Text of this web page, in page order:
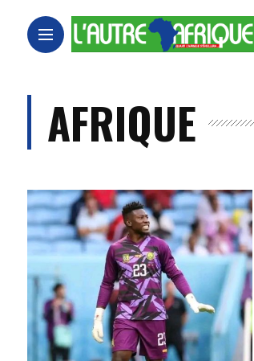
AFRIQUE